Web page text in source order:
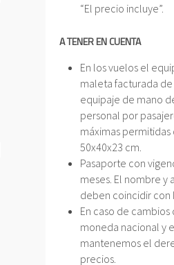
“El precio incluye”.
A TENER EN CUENTA
En los vuelos el
maleta facturada de
equipaje de mano
personal por
máximas
50x40x23 cm.
Pasaporte con
meses. El nombre y
deben coincidir con
En caso de
moneda nacional y
mantenemos el
precios.